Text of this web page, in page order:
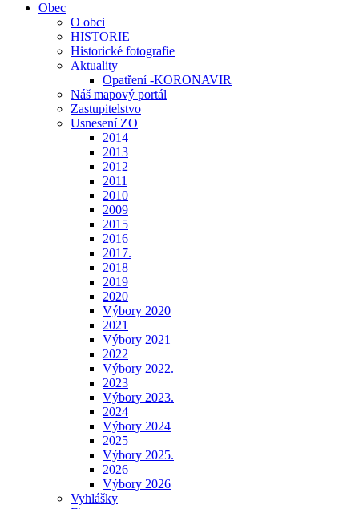
Obec
O obci
HISTORIE
Historické fotografie
Aktuality
Opatření -KORONAVIR
Náš mapový portál
Zastupitelstvo
Usnesení ZO
2014
2013
2012
2011
2010
2009
2015
2016
2017.
2018
2019
2020
Výbory 2020
2021
Výbory 2021
2022
Výbory 2022.
2023
Výbory 2023.
2024
Výbory 2024
2025
Výbory 2025.
2026
Výbory 2026
Vyhlášky